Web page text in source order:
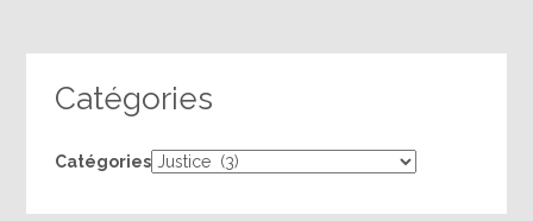
Catégories
Catégories